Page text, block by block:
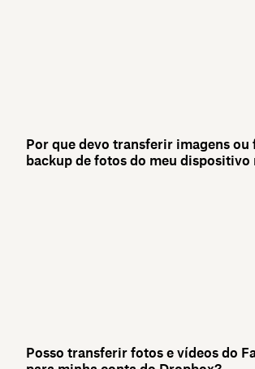
Por que devo transferir imagens ou
backup de fotos do meu dispositivo
Posso transferir fotos e vídeos do